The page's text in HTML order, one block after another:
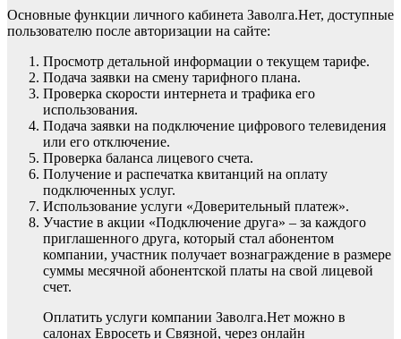
Основные функции личного кабинета Заволга.Нет, доступные
пользователю после авторизации на сайте:
Просмотр детальной информации о текущем тарифе.
Подача заявки на смену тарифного плана.
Проверка скорости интернета и трафика его
использования.
Подача заявки на подключение цифрового телевидения
или его отключение.
Проверка баланса лицевого счета.
Получение и распечатка квитанций на оплату
подключенных услуг.
Использование услуги «Доверительный платеж».
Участие в акции «Подключение друга» – за каждого
приглашенного друга, который стал абонентом
компании, участник получает вознаграждение в размере
суммы месячной абонентской платы на свой лицевой
счет.
Оплатить услуги компании Заволга.Нет можно в
салонах Евросеть и Связной, через онлайн